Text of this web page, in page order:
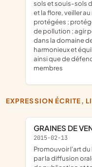
sols et souis-sols
et la flore, veiller
protégées ;
de pollution ; agir
dans la domaine
harmonieux et
ainsi que de
membres
EXPRESSION ÉCRITE,
GRAINES DE
2015-02-13
promouvoir l'art du haïku (et autres formes de poésie)
par la diffusion